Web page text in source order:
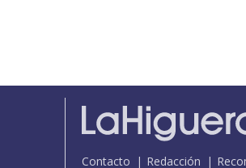
Contacto Redacción